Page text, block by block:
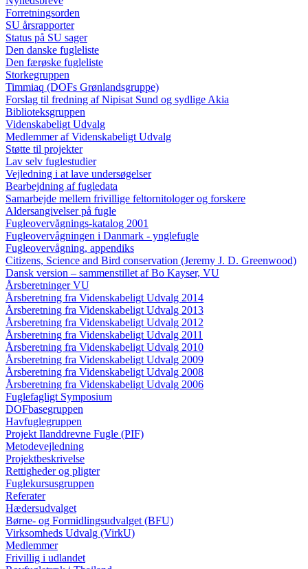
Forretningsorden
SU årsrapporter
Status på SU sager
Den danske fugleliste
Den færøske fugleliste
Storkegruppen
Timmiaq (DOFs Grønlandsgruppe)
Forslag til fredning af Nipisat Sund og sydlige Akia
Biblioteksgruppen
Videnskabeligt Udvalg
Medlemmer af Videnskabeligt Udvalg
Støtte til projekter
Lav selv fuglestudier
Vejledning i at lave undersøgelser
Bearbejdning af fugledata
Samarbejde mellem frivillige feltornitologer og forskere
Aldersangivelser på fugle
Fugleovervågnings-katalog 2001
Fugleovervågningen i Danmark - ynglefugle
Fugleovervågning, appendiks
Citizens, Science and Bird conservation (Jeremy J. D. Greenwood)
Dansk version – sammenstillet af Bo Kayser, VU
Årsberetninger VU
Årsberetning fra Videnskabeligt Udvalg 2014
Årsberetning fra Videnskabeligt Udvalg 2013
Årsberetning fra Videnskabeligt Udvalg 2012
Årsberetning fra Videnskabeligt Udvalg 2011
Årsberetning fra Videnskabeligt Udvalg 2010
Årsberetning fra Videnskabeligt Udvalg 2009
Årsberetning fra Videnskabeligt Udvalg 2008
Årsberetning fra Videnskabeligt Udvalg 2006
Fuglefagligt Symposium
DOFbasegruppen
Havfuglegruppen
Projekt Ilanddrevne Fugle (PIF)
Metodevejledning
Projektbeskrivelse
Rettigheder og pligter
Fuglekursusgruppen
Referater
Hædersudvalget
Børne- og Formidlingsudvalget (BFU)
Virksomheds Udvalg (VirkU)
Medlemmer
Frivillig i udlandet